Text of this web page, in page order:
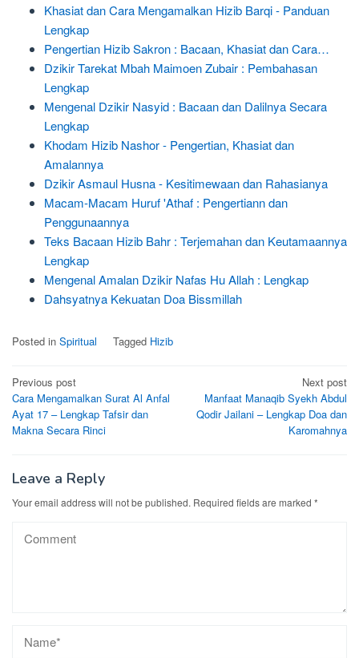
Khasiat dan Cara Mengamalkan Hizib Barqi - Panduan
Lengkap
Pengertian Hizib Sakron : Bacaan, Khasiat dan Cara…
Dzikir Tarekat Mbah Maimoen Zubair : Pembahasan
Lengkap
Mengenal Dzikir Nasyid : Bacaan dan Dalilnya Secara
Lengkap
Khodam Hizib Nashor - Pengertian, Khasiat dan
Amalannya
Dzikir Asmaul Husna - Kesitimewaan dan Rahasianya
Macam-Macam Huruf 'Athaf : Pengertiann dan
Penggunaannya
Teks Bacaan Hizib Bahr : Terjemahan dan Keutamaannya
Lengkap
Mengenal Amalan Dzikir Nafas Hu Allah : Lengkap
Dahsyatnya Kekuatan Doa Bissmillah
Posted in Spiritual Tagged Hizib
Post
navigation
Previous post
Cara Mengamalkan Surat Al Anfal
Ayat 17 – Lengkap Tafsir dan
Makna Secara Rinci
Next post
Manfaat Manaqib Syekh Abdul
Qodir Jailani – Lengkap Doa dan
Karomahnya
Leave a Reply
Your email address will not be published. Required fields are marked *